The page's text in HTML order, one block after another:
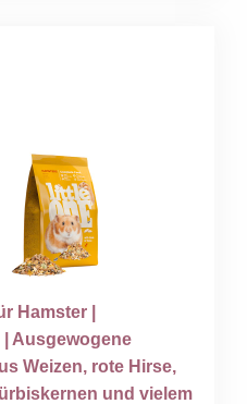
Hamster |
| Ausgewogene
Weizen, rote Hirse,
und vielem